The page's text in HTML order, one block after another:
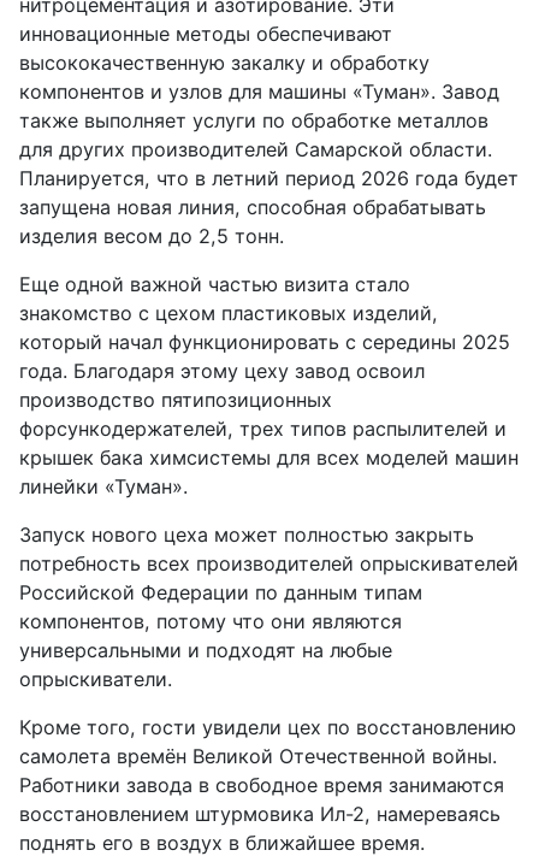
нитроцементация и азотирование. Эти
инновационные методы обеспечивают
высококачественную закалку и обработку
компонентов и узлов для машины «Туман». Завод
также выполняет услуги по обработке металлов
для других производителей Самарской области.
Планируется, что в летний период 2026 года будет
запущена новая линия, способная обрабатывать
изделия весом до 2,5 тонн.
Еще одной важной частью визита стало
знакомство с цехом пластиковых изделий,
который начал функционировать с середины 2025
года. Благодаря этому цеху завод освоил
производство пятипозиционных
форсункодержателей, трех типов распылителей и
крышек бака химсистемы для всех моделей машин
линейки «Туман».
Запуск нового цеха может полностью закрыть
потребность всех производителей опрыскивателей
Российской Федерации по данным типам
компонентов, потому что они являются
универсальными и подходят на любые
опрыскиватели.
Кроме того, гости увидели цех по восстановлению
самолета времён Великой Отечественной войны.
Работники завода в свободное время занимаются
восстановлением штурмовика Ил-2, намереваясь
поднять его в воздух в ближайшее время.